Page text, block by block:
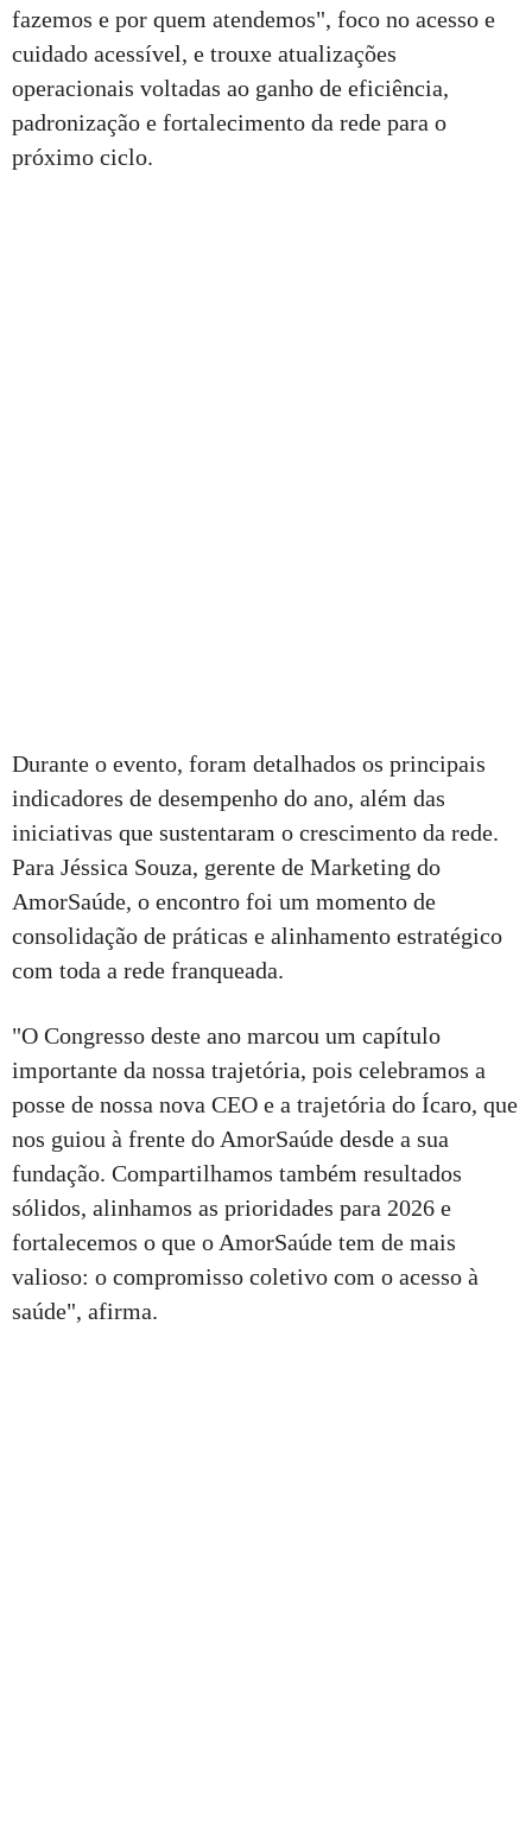
fazemos e por quem atendemos", foco no acesso e
cuidado acessível, e trouxe atualizações
operacionais voltadas ao ganho de eficiência,
padronização e fortalecimento da rede para o
próximo ciclo.
Durante o evento, foram detalhados os principais
indicadores de desempenho do ano, além das
iniciativas que sustentaram o crescimento da rede.
Para Jéssica Souza, gerente de Marketing do
AmorSaúde, o encontro foi um momento de
consolidação de práticas e alinhamento estratégico
com toda a rede franqueada.
"O Congresso deste ano marcou um capítulo
importante da nossa trajetória, pois celebramos a
posse de nossa nova CEO e a trajetória do Ícaro, que
nos guiou à frente do AmorSaúde desde a sua
fundação. Compartilhamos também resultados
sólidos, alinhamos as prioridades para 2026 e
fortalecemos o que o AmorSaúde tem de mais
valioso: o compromisso coletivo com o acesso à
saúde", afirma.